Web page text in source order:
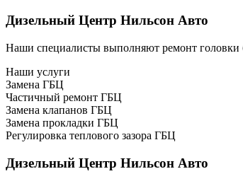
Дизельный Центр Нильсон Авто
Наши специалисты выполняют ремонт головки
Наши услуги
Замена ГБЦ
Частичный ремонт ГБЦ
Замена клапанов ГБЦ
Замена прокладки ГБЦ
Регулировка теплового зазора ГБЦ
Дизельный Центр Нильсон Авто